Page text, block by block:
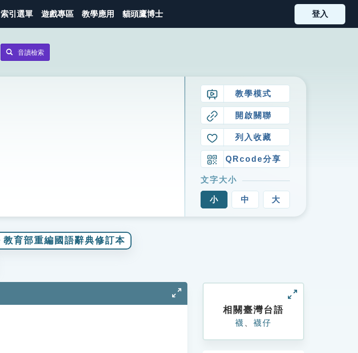
索引選單 遊戲專區 教學應用 貓頭鷹博士 登入
音讀檢索
教學模式
開啟關聯
列入收藏
QRcode分享
文字大小
小 中 大
教育部重編國語辭典修訂本
相關臺灣台語
襪 襪仔